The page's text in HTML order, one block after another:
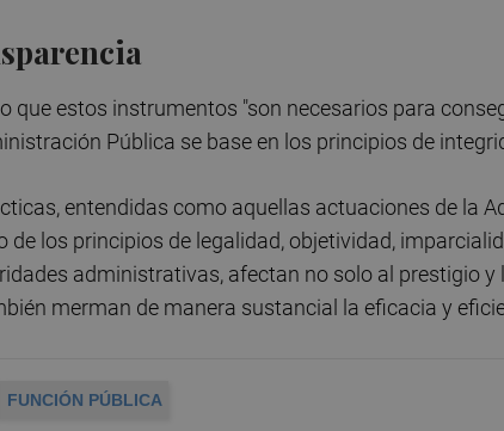
que estos instrumentos "son necesarios para
Pública se base en los principios de
entendidas como aquellas actuaciones de la
los principios de legalidad, objetividad,
administrativas, afectan no solo al prestigio
merman de manera sustancial la eficacia y
FUNCIÓN PÚBLICA